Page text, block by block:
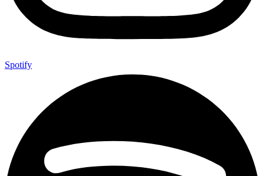
Spotify